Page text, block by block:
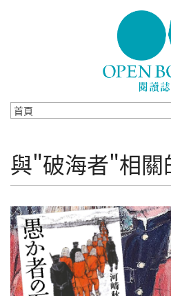
與"破海者"相關